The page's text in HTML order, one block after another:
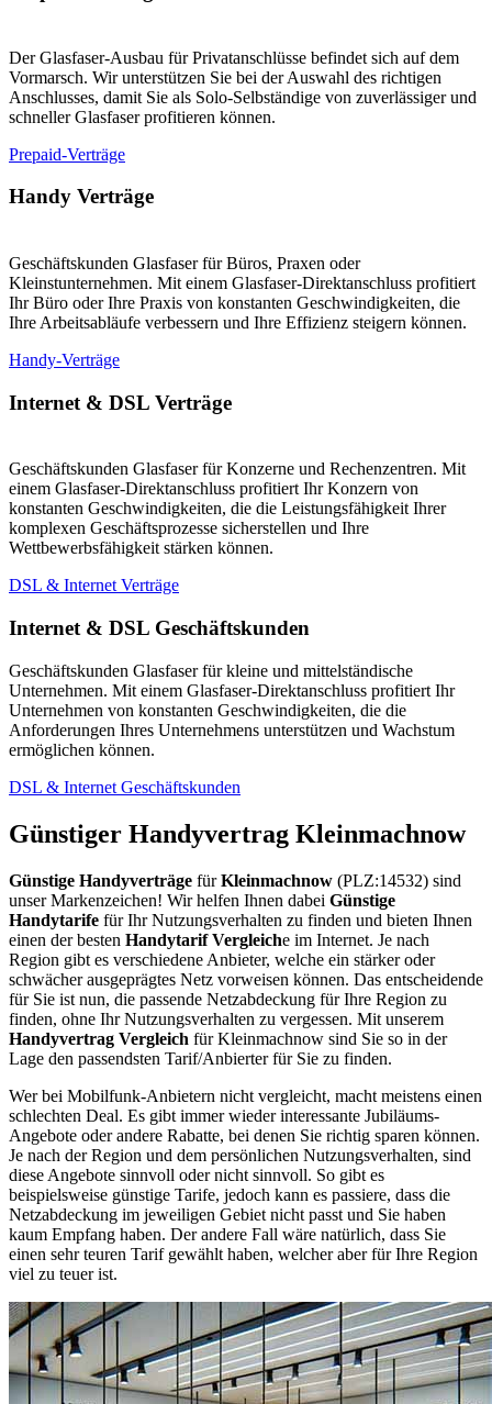
Der Glasfaser-Ausbau für Privatanschlüsse befindet sich auf dem
Vormarsch. Wir unterstützen Sie bei der Auswahl des richtigen
Anschlusses, damit Sie als Solo-Selbständige von zuverlässiger und
schneller Glasfaser profitieren können.
Prepaid-Verträge
Handy Verträge
Geschäftskunden Glasfaser für Büros, Praxen oder
Kleinstunternehmen. Mit einem Glasfaser-Direktanschluss profitiert
Ihr Büro oder Ihre Praxis von konstanten Geschwindigkeiten, die
Ihre Arbeitsabläufe verbessern und Ihre Effizienz steigern können.
Handy-Verträge
Internet & DSL Verträge
Geschäftskunden Glasfaser für Konzerne und Rechenzentren. Mit
einem Glasfaser-Direktanschluss profitiert Ihr Konzern von
konstanten Geschwindigkeiten, die die Leistungsfähigkeit Ihrer
komplexen Geschäftsprozesse sicherstellen und Ihre
Wettbewerbsfähigkeit stärken können.
DSL & Internet Verträge
Internet & DSL Geschäftskunden
Geschäftskunden Glasfaser für kleine und mittelständische
Unternehmen. Mit einem Glasfaser-Direktanschluss profitiert Ihr
Unternehmen von konstanten Geschwindigkeiten, die die
Anforderungen Ihres Unternehmens unterstützen und Wachstum
ermöglichen können.
DSL & Internet Geschäftskunden
Günstiger Handyvertrag Kleinmachnow
Günstige Handyverträge fürKleinmachnow (PLZ:14532) sind
unser Markenzeichen! Wir helfen Ihnen dabei Günstige
Handytarife für Ihr Nutzungsverhalten zu finden und bieten Ihnen
einen der besten Handytarif Vergleiche im Internet. Je nach
Region gibt es verschiedene Anbieter, welche ein stärker oder
schwächer ausgeprägtes Netz vorweisen können. Das entscheidende
für Sie ist nun, die passende Netzabdeckung für Ihre Region zu
finden, ohne Ihr Nutzungsverhalten zu vergessen. Mit unserem
Handyvertrag Vergleich für Kleinmachnow sind Sie so in der
Lage den passendsten Tarif/Anbierter für Sie zu finden.
Wer bei Mobilfunk-Anbietern nicht vergleicht, macht meistens einen
schlechten Deal. Es gibt immer wieder interessante Jubiläums-
Angebote oder andere Rabatte, bei denen Sie richtig sparen können.
Je nach der Region und dem persönlichen Nutzungsverhalten, sind
diese Angebote sinnvoll oder nicht sinnvoll. So gibt es
beispielsweise günstige Tarife, jedoch kann es passiere, dass die
Netzabdeckung im jeweiligen Gebiet nicht passt und Sie haben
kaum Empfang haben. Der andere Fall wäre natürlich, dass Sie
einen sehr teuren Tarif gewählt haben, welcher aber für Ihre Region
viel zu teuer ist.